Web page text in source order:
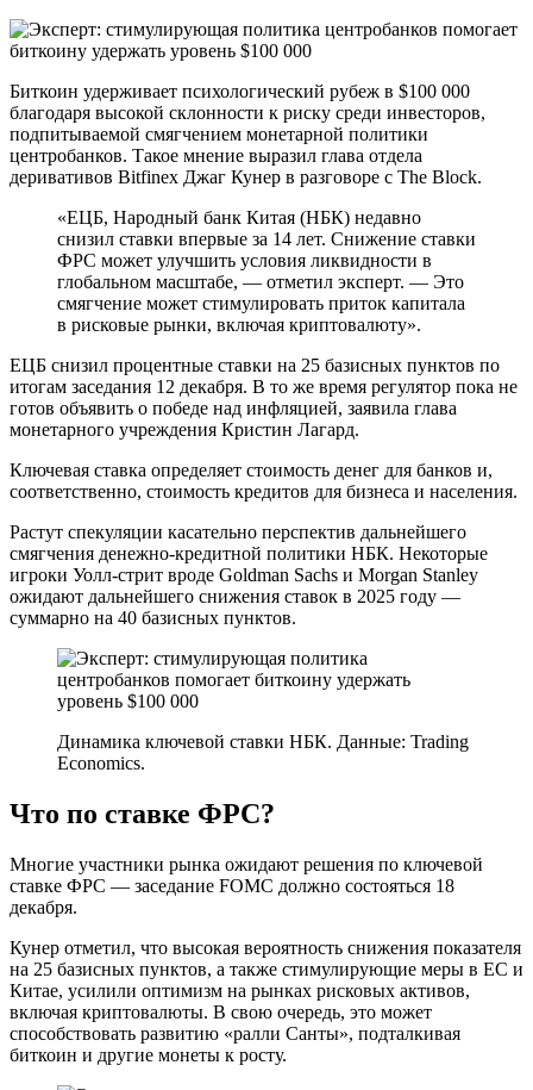
Биткоин удерживает психологический рубеж в $100 000
благодаря высокой склонности к риску среди инвесторов,
подпитываемой смягчением монетарной политики
центробанков. Такое мнение выразил глава отдела
деривативов Bitfinex Джаг Кунер в разговоре с The Block.
«ЕЦБ, Народный банк Китая (НБК) недавно
снизил ставки впервые за 14 лет. Снижение ставки
ФРС может улучшить условия ликвидности в
глобальном масштабе, — отметил эксперт. — Это
смягчение может стимулировать приток капитала
в рисковые рынки, включая криптовалюту».
ЕЦБ снизил процентные ставки на 25 базисных пунктов по
итогам заседания 12 декабря. В то же время регулятор пока не
готов объявить о победе над инфляцией, заявила глава
монетарного учреждения Кристин Лагард.
Ключевая ставка определяет стоимость денег для банков и,
соответственно, стоимость кредитов для бизнеса и населения.
Растут спекуляции касательно перспектив дальнейшего
смягчения денежно-кредитной политики НБК. Некоторые
игроки Уолл-стрит вроде Goldman Sachs и Morgan Stanley
ожидают дальнейшего снижения ставок в 2025 году —
суммарно на 40 базисных пунктов.
Динамика ключевой ставки НБК. Данные: Trading
Economics.
Что по ставке ФРС?
Многие участники рынка ожидают решения по ключевой
ставке ФРС — заседание FOMC должно состояться 18
декабря.
Кунер отметил, что высокая вероятность снижения показателя
на 25 базисных пунктов, а также стимулирующие меры в ЕС и
Китае, усилили оптимизм на рынках рисковых активов,
включая криптовалюты. В свою очередь, это может
способствовать развитию «ралли Санты», подталкивая
биткоин и другие монеты к росту.